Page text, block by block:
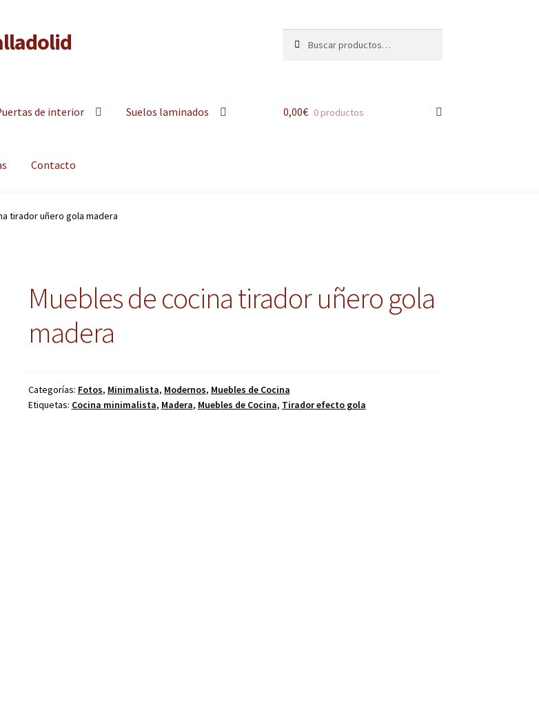
por:
de interior Suelos laminados
Contacto
0,00€ 0 productos
tirador uñero gola madera
Muebles de cocina tirador uñero gola
madera
Categorías: Fotos, Minimalista, Modernos, Muebles de Cocina
Etiquetas: Cocina minimalista, Madera, Muebles de Cocina, Tirador efecto gola